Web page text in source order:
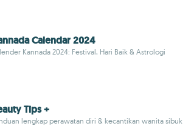
Calendar 2024
Kannada 2024: Festival, Hari Baik & Astrologi
Tips +
lengkap perawatan diri & kecantikan wanita sibuk